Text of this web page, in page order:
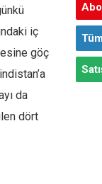
iç
göç
da
dört